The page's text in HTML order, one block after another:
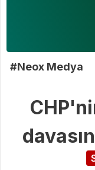
#Neox Medya